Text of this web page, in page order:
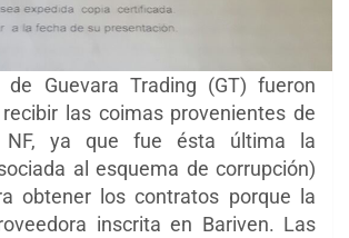
de Guevara Trading (GT) fueron
las coimas provenientes de
NF, ya que fue ésta última la
al esquema de corrupción)
obtener los contratos porque la
inscrita en Bariven. Las